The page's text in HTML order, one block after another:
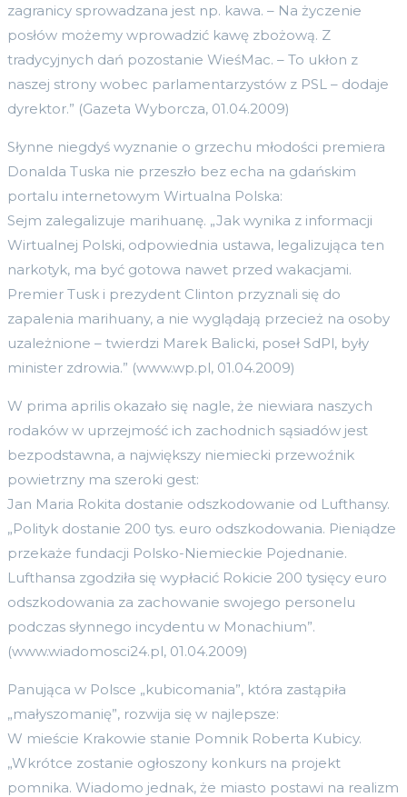
zagranicy sprowadzana jest np. kawa. – Na życzenie
posłów możemy wprowadzić kawę zbożową. Z
tradycyjnych dań pozostanie WieśMac. – To ukłon z
naszej strony wobec parlamentarzystów z PSL – dodaje
dyrektor.” (Gazeta Wyborcza, 01.04.2009)
Słynne niegdyś wyznanie o grzechu młodości premiera
Donalda Tuska nie przeszło bez echa na gdańskim
portalu internetowym Wirtualna Polska:
Sejm zalegalizuje marihuanę. „Jak wynika z informacji
Wirtualnej Polski, odpowiednia ustawa, legalizująca ten
narkotyk, ma być gotowa nawet przed wakacjami.
Premier Tusk i prezydent Clinton przyznali się do
zapalenia marihuany, a nie wyglądają przecież na osoby
uzależnione – twierdzi Marek Balicki, poseł SdPl, były
minister zdrowia.” (www.wp.pl, 01.04.2009)
W prima aprilis okazało się nagle, że niewiara naszych
rodaków w uprzejmość ich zachodnich sąsiadów jest
bezpodstawna, a największy niemiecki przewoźnik
powietrzny ma szeroki gest:
Jan Maria Rokita dostanie odszkodowanie od Lufthansy.
„Polityk dostanie 200 tys. euro odszkodowania. Pieniądze
przekaże fundacji Polsko-Niemieckie Pojednanie.
Lufthansa zgodziła się wypłacić Rokicie 200 tysięcy euro
odszkodowania za zachowanie swojego personelu
podczas słynnego incydentu w Monachium”.
(www.wiadomosci24.pl, 01.04.2009)
Panująca w Polsce „kubicomania”, która zastąpiła
„małyszomanię”, rozwija się w najlepsze:
W mieście Krakowie stanie Pomnik Roberta Kubicy.
„Wkrótce zostanie ogłoszony konkurs na projekt
pomnika. Wiadomo jednak, że miasto postawi na realizm